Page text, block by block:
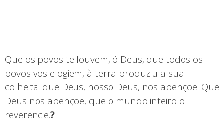
Que os povos te louvem, ó Deus, que todos os
povos vos elogiem, à terra produziu a sua
colheita: que Deus, nosso Deus, nos abençoe. Que
Deus nos abençoe, que o mundo inteiro o
reverencie.?